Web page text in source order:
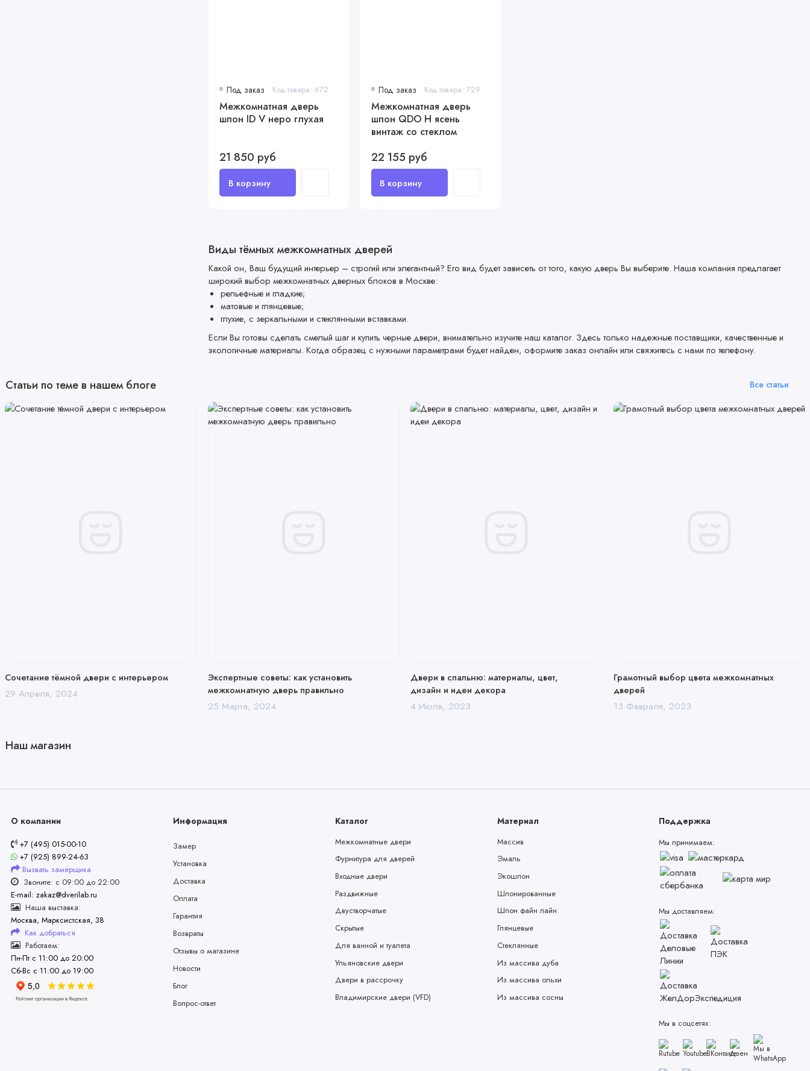
Под заказ Код товара: 672
Межкомнатная дверь
шпон ID V неро глухая
21 850 руб
Под заказ Код товара: 729
Межкомнатная дверь
шпон QDO H ясень
винтаж со стеклом
22 155 руб
Виды тёмных межкомнатных дверей
Какой он, Ваш будущий интерьер – строгий или элегантный? Его вид будет зависеть от того, какую дверь Вы выберите. Наша компания предлагает
широкий выбор межкомнатных дверных блоков в Москве:
рельефные и гладкие;
матовые и глянцевые;
глухие, с зеркальными и стеклянными вставками.
Если Вы готовы сделать смелый шаг и купить черные двери, внимательно изучите наш каталог. Здесь только надежные поставщики, качественные и
экологичные материалы. Когда образец с нужными параметрами будет найден, оформите заказ онлайн или свяжитесь с нами по телефону.
Статьи по теме в нашем блоге Все статьи
Сочетание тёмной двери с интерьером
29 Апреля, 2024
Экспертные советы: как установить
межкомнатную дверь правильно
25 Марта, 2024
Двери в спальню: материалы, цвет,
дизайн и идеи декора
4 Июля, 2023
Грамотный выбор цвета межкомнатных
дверей
13 Февраля, 2023
Наш магазин
О компании
+7 (495) 015-00-10
+7 (925) 899-24-63
Вызвать замерщика
Звоните: с 09:00 до 22:00
E-mail: zakaz@dverilab.ru
Наша выставка:
Москва, Марксистская, 38
Как добраться
Работаем:
Пн-Пт с 11:00 до 20:00
Сб-Вс с 11:00 до 19:00
Информация
Замер
Установка
Доставка
Оплата
Гарантия
Возвраты
Отзывы о магазине
Новости
Блог
Вопрос-ответ
Каталог
Межкомнатные двери
Фурнитура для дверей
Входные двери
Раздвижные
Двустворчатые
Скрытые
Для ванной и туалета
Ульяновские двери
Двери в рассрочку
Владимирские двери (VFD)
Материал
Массив
Эмаль
Экошпон
Шпонированные
Шпон файн лайн
Глянцевые
Стеклянные
Из массива дуба
Из массива ольхи
Из массива сосны
Поддержка
Мы принимаем:
Мы доставляем:
Мы в соцсетях: